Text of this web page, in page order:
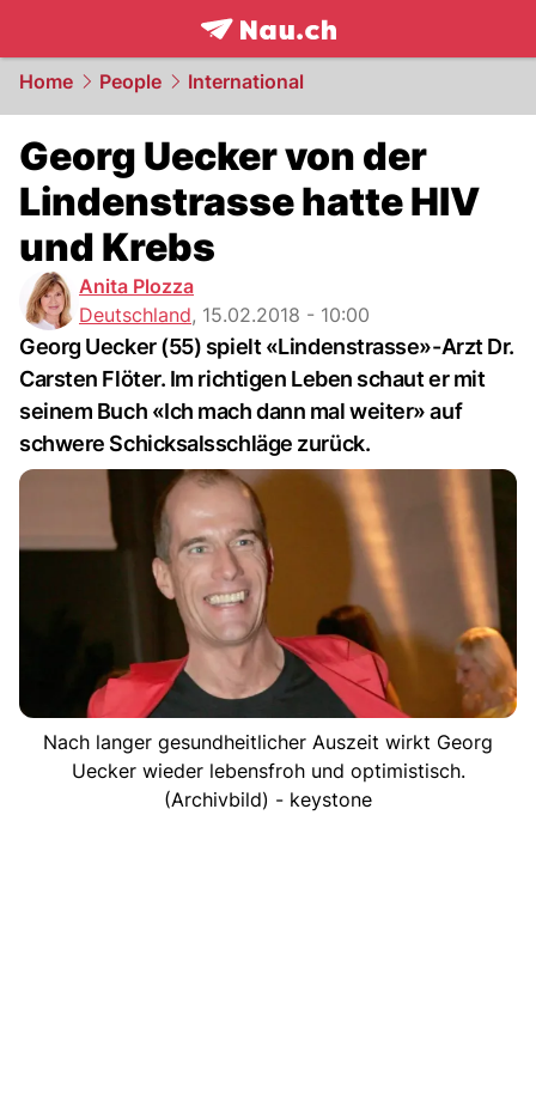
frontpage.NAU.ch
Home People International
Georg Uecker von der
Lindenstrasse hatte HIV
und Krebs
Anita Plozza
Deutschland, 15.02.2018 - 10:00
Georg Uecker (55) spielt «Lindenstrasse»-Arzt Dr.
Carsten Flöter. Im richtigen Leben schaut er mit
seinem Buch «Ich mach dann mal weiter» auf
schwere Schicksalsschläge zurück.
Nach langer gesundheitlicher Auszeit wirkt Georg
Uecker wieder lebensfroh und optimistisch.
(Archivbild) - keystone